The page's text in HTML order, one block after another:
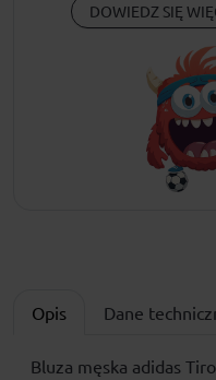
DOWIEDZ SIĘ
Opis Dane
Bluza męska adidas